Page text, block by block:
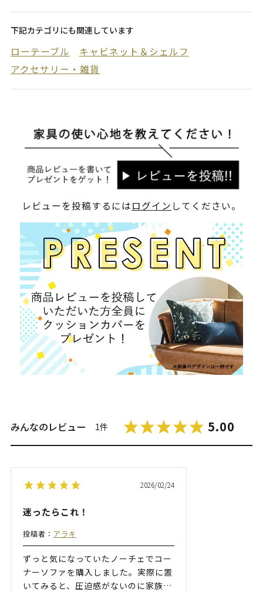
下記カテゴリにも関連しています
ローテーブル
キャビネット＆シェルフ
アクセサリー・雑貨
レビューを投稿するにはログイン してください。
みんなのレビュー 1件 5.00
2026/02/24
迷ったらこれ！
投稿者： アラキ
ずっと気になっていたノーチェでコー
ナーソファを購入しました。実際に置
いてみると、圧迫感がないのに家族…